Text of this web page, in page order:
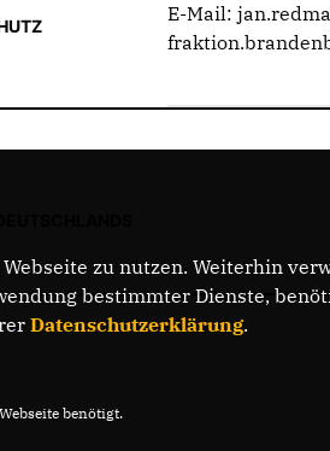
E-Mail:
zu nutzen. Weiterhin
bestimmter Dienste,
Datenschutzerklärung.
benötigt.